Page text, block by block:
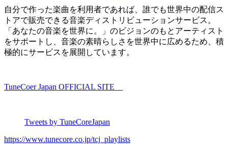
自分で作った楽曲を利用者であれば、誰でも世界中の配信ス
トアで販売できる音楽ディストリビューションサービス。
「あなたの音楽を世界に。」のビジョンのもとアーティスト
をサポートし、音楽の素晴らしさを世界中に広めるため、積
極的にサービスを展開しています。
TuneCoer Japan OFFICIAL SITE
Tweets by TuneCoreJapan
https://www.tunecore.co.jp/tcj_playlists